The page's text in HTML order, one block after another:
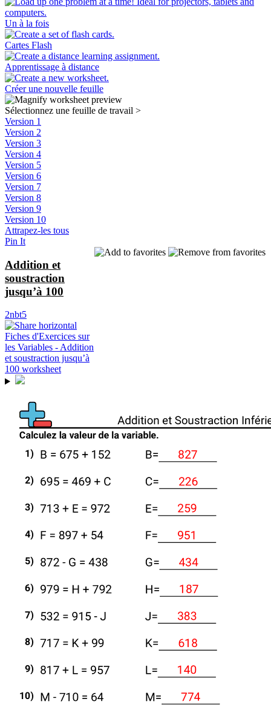
Un à la fois
Cartes Flash
Apprentissage à distance
Créer une nouvelle feuille
Sélectionnez une feuille de travail >
Version 1
Version 2
Version 3
Version 4
Version 5
Version 6
Version 7
Version 8
Version 9
Version 10
Attrapez-les tous
Pin It
Addition et
soustraction
jusqu’à 100
2nbt5